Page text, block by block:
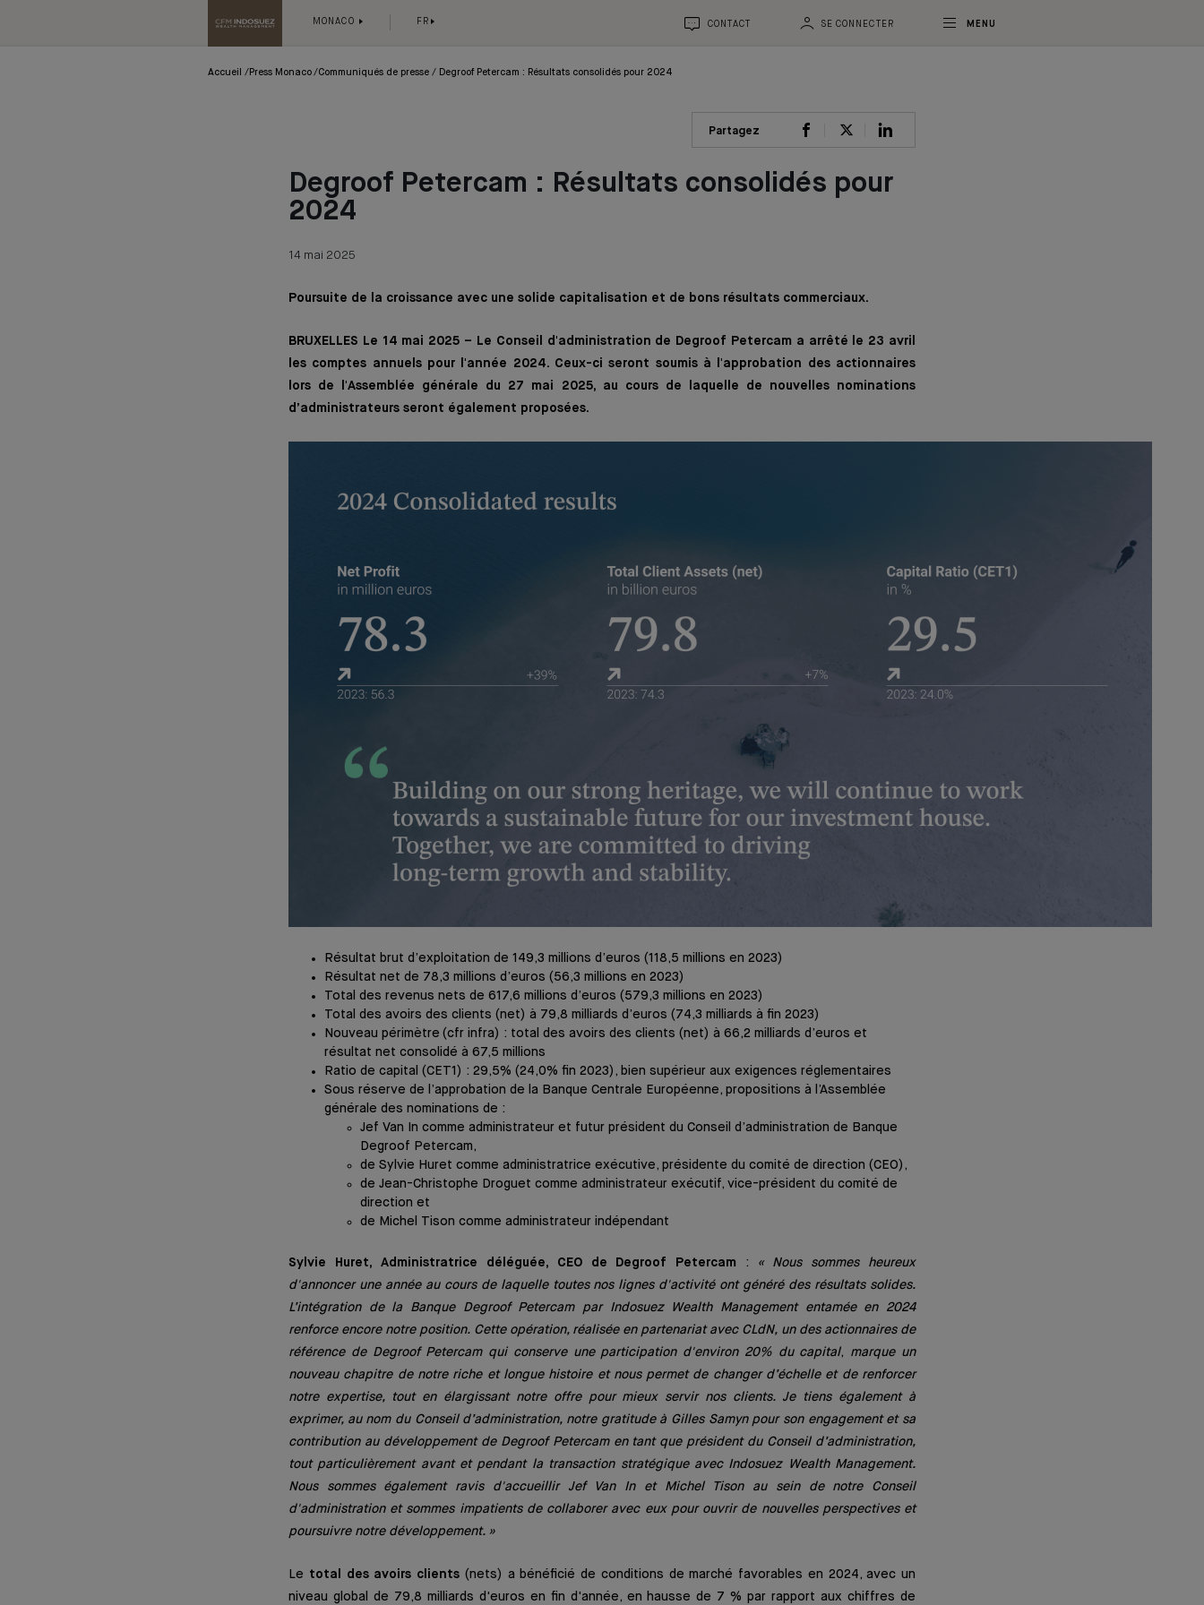
MONACO FR CONTACT SE CONNECTER MENU
Accueil Press Monaco Communiqués de presse Degroof Petercam : Résultats consolidés pour 2024
Partagez
Degroof Petercam : Résultats consolidés pour
2024
14 mai 2025
Poursuite de la croissance avec une solide capitalisation et de bons résultats commerciaux.
BRUXELLES Le 14 mai 2025 – Le Conseil d'administration de Degroof Petercam a arrêté le 23 avril
les comptes annuels pour l'année 2024. Ceux-ci seront soumis à l'approbation des actionnaires
lors de l'Assemblée générale du 27 mai 2025, au cours de laquelle de nouvelles nominations
d’administrateurs seront également proposées.
Résultat brut d’exploitation de 149,3 millions d’euros (118,5 millions en 2023)
Résultat net de 78,3 millions d’euros (56,3 millions en 2023)
Total des revenus nets de 617,6 millions d’euros (579,3 millions en 2023)
Total des avoirs des clients (net) à 79,8 milliards d’euros (74,3 milliards à fin 2023)
Nouveau périmètre (cfr infra) : total des avoirs des clients (net) à 66,2 milliards d’euros et
résultat net consolidé à 67,5 millions
Ratio de capital (CET1) : 29,5% (24,0% fin 2023), bien supérieur aux exigences réglementaires
Sous réserve de l’approbation de la Banque Centrale Européenne, propositions à l’Assemblée
générale des nominations de :
Jef Van In comme administrateur et futur président du Conseil d’administration de Banque
Degroof Petercam,
de Sylvie Huret comme administratrice exécutive, présidente du comité de direction (CEO),
de Jean-Christophe Droguet comme administrateur exécutif, vice-président du comité de
direction et
de Michel Tison comme administrateur indépendant
Sylvie Huret, Administratrice déléguée, CEO de Degroof Petercam :
« Nous sommes heureux
d'annoncer une année au cours de laquelle toutes nos lignes d'activité ont généré des résultats solides.
L’intégration de la Banque Degroof Petercam par Indosuez Wealth Management entamée en 2024
renforce encore notre position. Cette opération, réalisée en partenariat avec CLdN, un des actionnaires de
référence de Degroof Petercam qui conserve une participation d'environ 20% du capital,
marque un
nouveau chapitre de notre riche et longue histoire et nous permet de changer d’échelle et de renforcer
notre expertise, tout en élargissant notre offre pour mieux servir nos clients. Je tiens également à
exprimer, au nom du Conseil d’administration, notre gratitude à Gilles Samyn pour son engagement et sa
contribution au développement de Degroof Petercam en tant que président du Conseil d’administration,
tout particulièrement avant et pendant la transaction stratégique avec Indosuez Wealth Management.
Nous sommes également ravis d'accueillir Jef Van In et Michel Tison au sein de notre Conseil
d'administration et sommes impatients de collaborer avec eux pour ouvrir de nouvelles perspectives et
poursuivre notre développement. »
Le total des avoirs clients (nets) a bénéficié de conditions de marché favorables en 2024, avec un
niveau global de 79,8 milliards d'euros en fin d'année, en hausse de 7 % par rapport aux chiffres de